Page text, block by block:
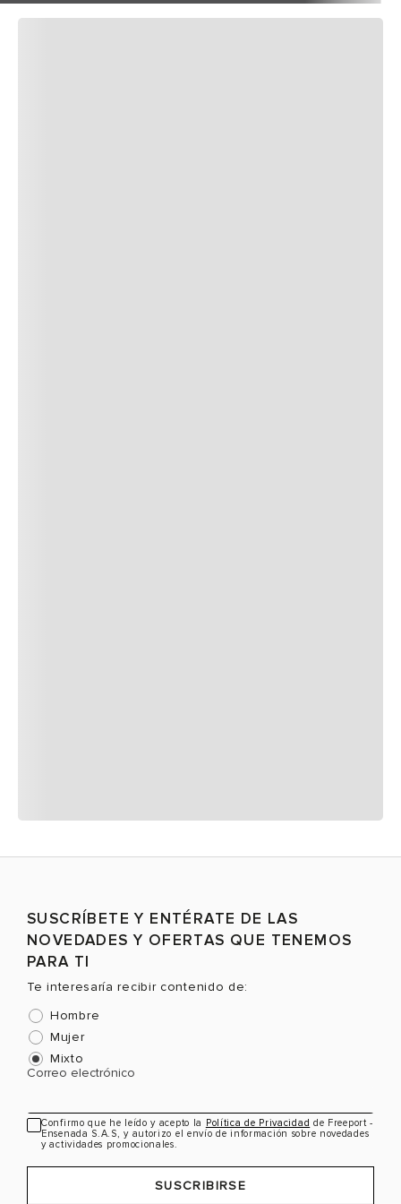
SUSCRÍBETE Y ENTÉRATE DE LAS
NOVEDADES Y OFERTAS QUE TENEMOS
PARA TI
Te interesaría recibir contenido de:
Hombre
Mujer
Mixto
Correo electrónico
Confirmo que he leído y acepto la Política de Privacidad de Freeport -
Ensenada S.A.S, y autorizo el envío de información sobre novedades
y actividades promocionales.
SUSCRIBIRSE